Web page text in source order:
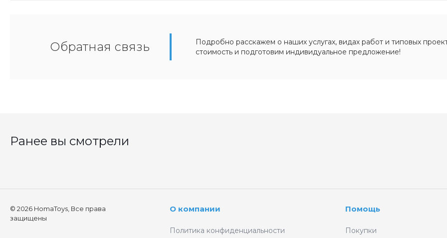
Обратная связь
Подробно расскажем о наших услугах, видах работ и типовых
стоимость и подготовим индивидуальное предложение!
Ранее вы смотрели
© 2026 HomaToys, Все права
защищены
О компании
Политика конфиденциальности
Помощь
Покупки